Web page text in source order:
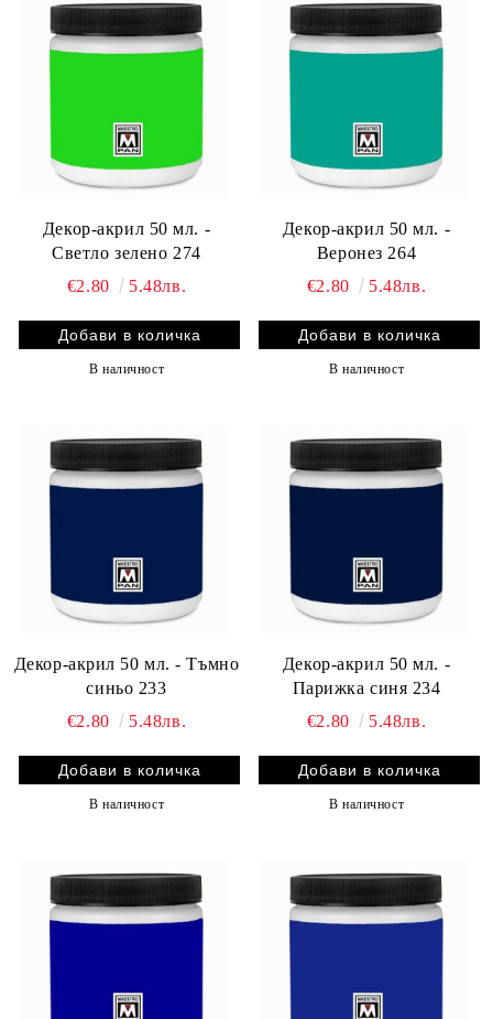
Декор-акрил 50 мл. -
Светло зелено 274
€2.80
5.48лв.
В наличност
Декор-акрил 50 мл. -
Веронез 264
€2.80
5.48лв.
В наличност
Декор-акрил 50 мл. - Тъмно
синьо 233
€2.80
5.48лв.
В наличност
Декор-акрил 50 мл. -
Парижка синя 234
€2.80
5.48лв.
В наличност